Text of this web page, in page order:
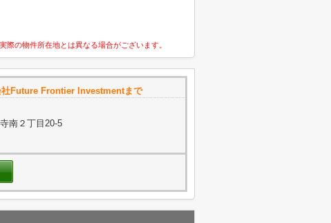
の物件所在地とは異なる場合がございます。
社Future Frontier Investmentまで
南２丁目20-5